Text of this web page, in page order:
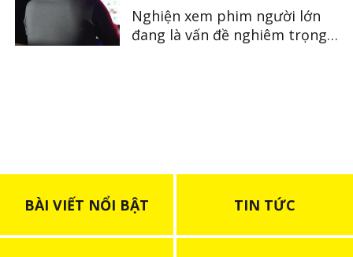
Nghiện xem phim người lớn
đang là vấn đề nghiêm trọng
BÀI VIẾT NỔI BẬT TIN TỨC